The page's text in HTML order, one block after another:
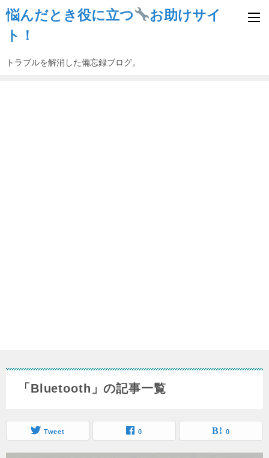
悩んだとき役に立つ
お助けサイ
ト！
トラブルを解消した備忘録ブログ。
「Bluetooth」の記事一覧
Tweet 0 0